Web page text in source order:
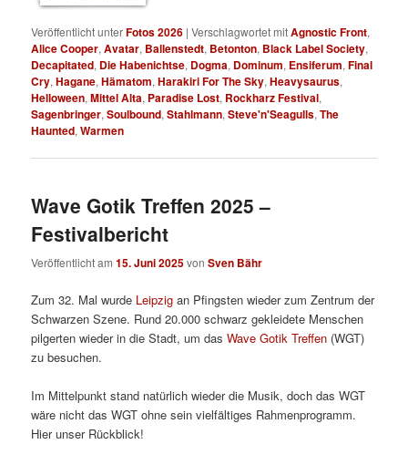
Veröffentlicht unterFotos 2026 |Verschlagwortet mitAgnostic Front,
Alice Cooper,Avatar, Ballenstedt, Betonton, Black Label Society,
Decapitated, Die Habenichtse, Dogma, Dominum, Ensiferum,Final
Cry,Hagane,Hämatom,Harakiri For The Sky,Heavysaurus,
Helloween,Mittel Alta, Paradise Lost, Rockharz Festival,
Sagenbringer,Soulbound,Stahlmann,Steve'n'Seagulls,The
Haunted,Warmen
Wave Gotik Treffen 2025 –
Festivalbericht
Veröffentlicht am15. Juni 2025vonSven Bähr
Zum 32. Mal wurde Leipzig an Pfingsten wieder zum Zentrum der
Schwarzen Szene. Rund 20.000 schwarz gekleidete Menschen
pilgerten wieder in die Stadt, um dasWave Gotik Treffen (WGT)
zu besuchen.
Im Mittelpunkt stand natürlich wieder die Musik, doch das WGT
wäre nicht das WGT ohne sein vielfältiges Rahmenprogramm.
Hier unser Rückblick!